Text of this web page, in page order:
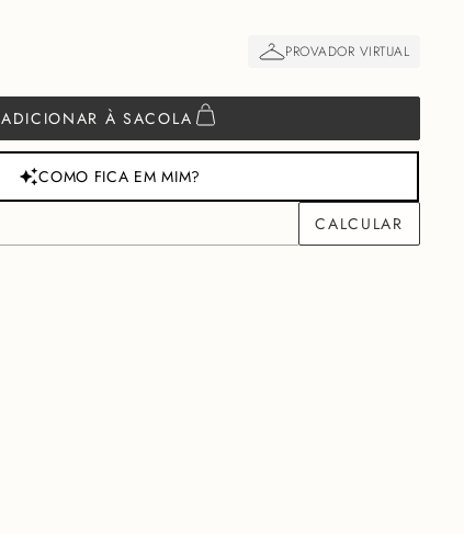
ADICIONAR À SACOLA
COMO FICA EM MIM?